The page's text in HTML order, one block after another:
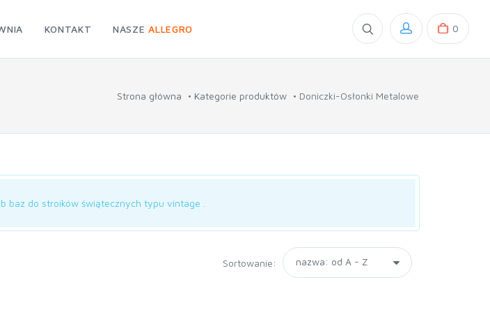
KONTAKT NASZEALLEGRO 0
Strona główna Kategorie produktów Doniczki-Osłonki Metalowe
baz do stroików świątecznych typu vintage .
Sortowanie: